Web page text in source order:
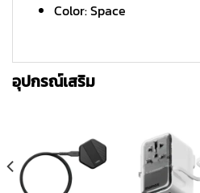
Color: Space
อุปกรณ์เสริม